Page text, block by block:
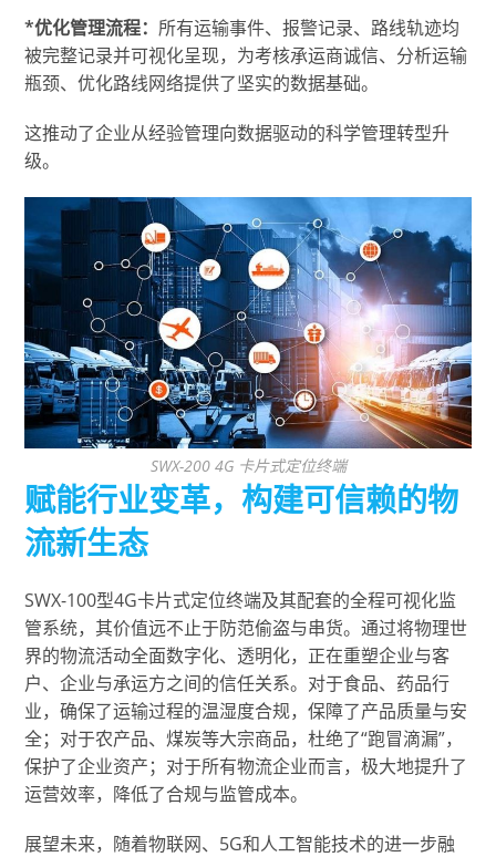
*优化管理流程： 所有运输事件、报警记录、路线轨迹均
被完整记录并可视化呈现，为考核承运商诚信、分析运输
瓶颈、优化路线网络提供了坚实的数据基础。
这推动了企业从经验管理向数据驱动的科学管理转型升
级。
SWX-200 4G 卡片式定位终端
赋能行业变革，构建可信赖的物
流新生态
SWX-100型4G卡片式定位终端及其配套的全程可视化监
管系统，其价值远不止于防范偷盗与串货。通过将物理世
界的物流活动全面数字化、透明化，正在重塑企业与客
户、企业与承运方之间的信任关系。对于食品、药品行
业，确保了运输过程的温湿度合规，保障了产品质量与安
全；对于农产品、煤炭等大宗商品，杜绝了“跑冒滴漏”，
保护了企业资产；对于所有物流企业而言，极大地提升了
运营效率，降低了合规与监管成本。
展望未来，随着物联网、5G和人工智能技术的进一步融